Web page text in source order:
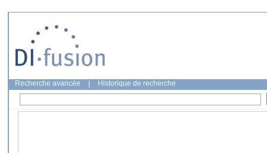
Recherche avancée Historique de recherche